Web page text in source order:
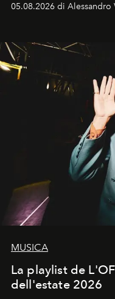
05.08.2026 di Alessandro
MUSICA
La playlist de
dell'estate 2026